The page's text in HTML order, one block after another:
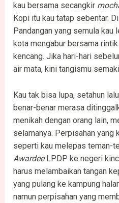
kau bersama secangkir
Kopi itu kau tatap sebentar.
Pandangan yang semula kau
kota mengabur bersama
kencang. Jika hari-hari
air mata, kini tangismu
Kau tak bisa lupa, setahun
benar-benar merasa
menikah dengan orang lain,
selamanya. Perpisahan yang
seperti kau melepas teman-
AwardeeLPDP ke negeri
harus melambaikan tangan
yang pulang ke kampung
namun perpisahan yang